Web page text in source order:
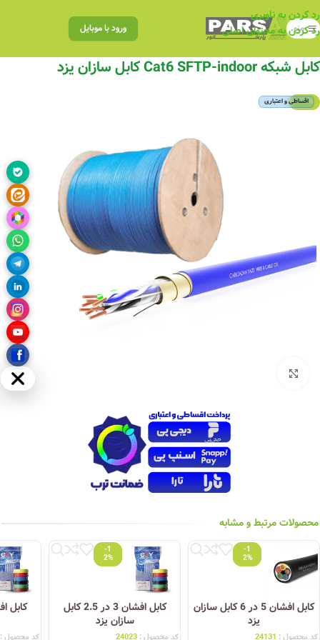
رد کردن به ناوبری
رد کردن به محتوای اصلی
منو ورود با موبایل
کابل شبکه Cat6 SFTP-indoor کابل سازان یزد
اقساطی و اعتباری
-12%
محصولات مرتبط و مشابه
-1
2%
کابل افشان 5 در 6 کابل سازان
یزد
کد محصول : 24131
-1
2%
کابل افشان 3 در 2.5 کابل
سازان یزد
کد محصول : 24023 کد محصول